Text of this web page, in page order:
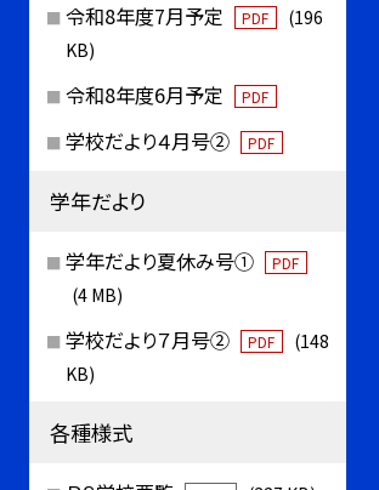
令和8年度7月予定 PDF
(196
KB)
令和8年度6月予定 PDF
学校だより４月号② PDF
学年だより
学年だより夏休み号① PDF
(4 MB)
学校だより７月号② PDF
(148
KB)
各種様式